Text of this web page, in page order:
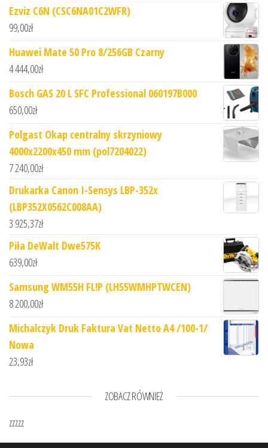
Ezviz C6N (CSC6NA01C2WFR)
99,00zł
Huawei Mate 50 Pro 8/256GB Czarny
4 444,00zł
Bosch GAS 20 L SFC Professional 060197B000
650,00zł
Polgast Okap centralny skrzyniowy
4000x2200x450 mm (pol7204022)
7 240,00zł
Drukarka Canon I-Sensys LBP-352x
(LBP352X0562C008AA)
3 925,37zł
Piła DeWalt Dwe575K
639,00zł
Samsung WM55H FL!P (LH55WMHPTWCEN)
8 200,00zł
Michalczyk Druk Faktura Vat Netto A4 /100-1/
Nowa
23,93zł
ZOBACZ RÓWNIEŻ
zzzzz